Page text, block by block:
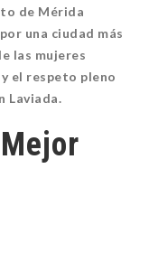
de Mérida
una ciudad más
las mujeres
el respeto pleno
Laviada.